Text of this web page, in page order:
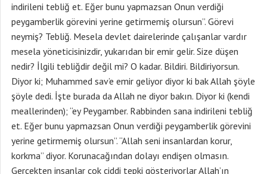
indirileni tebliğ et. Eğer bunu yapmazsan Onun verdiği
peygamberlik görevini yerine getirmemiş olursun”. Görevi
neymiş? Tebliğ. Mesela devlet dairelerinde çalışanlar vardır
mesela yöneticisinizdir, yukarıdan bir emir gelir. Size düşen
nedir? İlgili tebliğdir değil mi? O kadar. Bildiri. Bildiriyorsun.
Diyor ki; Muhammed sav’e emir geliyor diyor ki bak Allah şöyle
şöyle dedi. İşte burada da Allah ne diyor bakın. Diyor ki (kendi
meallerinden); “ey Peygamber. Rabbinden sana indirileni tebliğ
et. Eğer bunu yapmazsan Onun verdiği peygamberlik görevini
yerine getirmemiş olursun”. “Allah seni insanlardan korur,
korkma” diyor. Korunacağından dolayı endişen olmasın.
Gerçekten insanlar çok ciddi tepki gösteriyorlar Allah’ın